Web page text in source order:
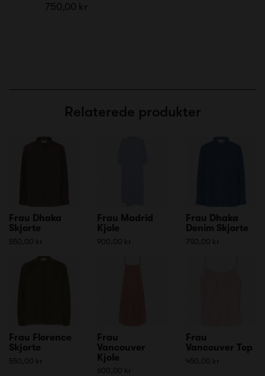
750,00 kr
Relaterede produkter
Frau Dhaka
Skjorte
550,00 kr
Frau Madrid
Kjole
900,00 kr
Frau Dhaka
Denim Skjorte
750,00 kr
Frau Florence
Skjorte
550,00 kr
Frau
Vancouver
Kjole
600,00 kr
Frau
Vancouver Top
450,00 kr